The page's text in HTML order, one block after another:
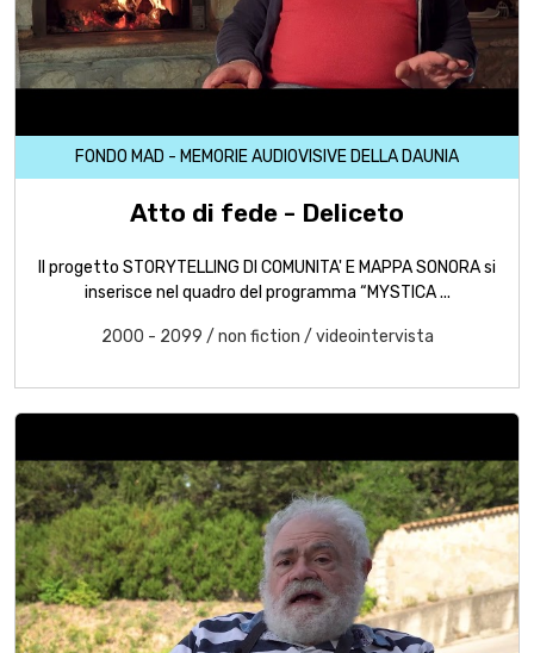
FONDO MAD - MEMORIE AUDIOVISIVE DELLA DAUNIA
Atto di fede - Deliceto
Il progetto STORYTELLING DI COMUNITA' E MAPPA SONORA si
inserisce nel quadro del programma “MYSTICA ...
2000 - 2099 / non fiction / videointervista